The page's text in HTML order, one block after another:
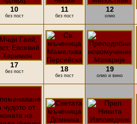
10
без пост
11
без пост
12
олио
17
без пост 18
без пост
19
олио и вино